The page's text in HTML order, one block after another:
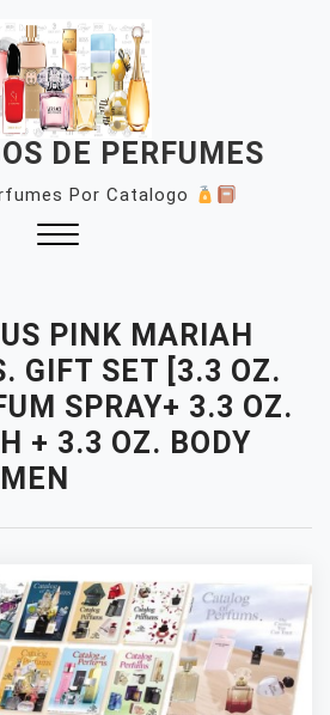
DE PERFUMES
Por Catalogo
PINK MARIAH
GIFT SET [3.3 OZ.
SPRAY+ 3.3 OZ.
+ 3.3 OZ. BODY